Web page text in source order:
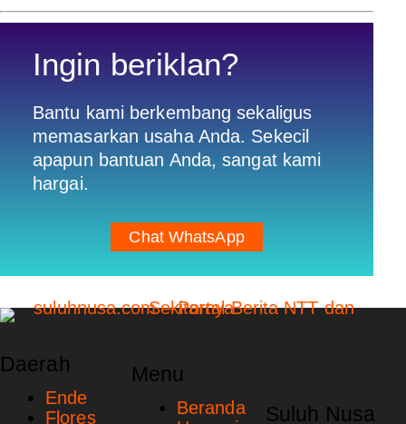
Ingin beriklan?
Bantu kami berkembang sekaligus
memasarkan usaha Anda. Sekecil
apapun bantuan Anda, sangat kami
hargai.
Chat WhatsApp
Daerah
Ende
Flores
Menu
Beranda
Suluh Nusa